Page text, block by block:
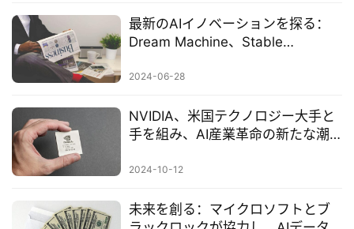
最新のAIイノベーションを探る：
Dream Machine、Stable
2024-06-28
NVIDIA、米国テクノロジー大手と
手を組み、AI産業革命の新たな潮
2024-10-12
未来を創る：マイクロソフトとブ